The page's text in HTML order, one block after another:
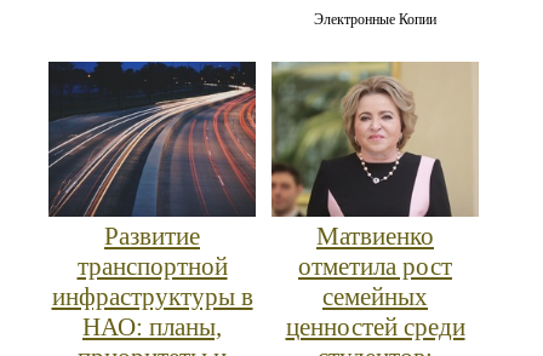
Электронные Копии
Развитие
транспортной
инфраструктуры в
НАО: планы,
Матвиенко
отметила рост
семейных
ценностей среди